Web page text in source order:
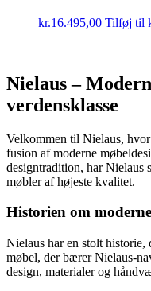
kr.16.495,00 Tilføj til
Nielaus –
verdensklasse
Velkommen til Nielaus,
fusion af moderne
designtradition, har Nielaus
møbler af højeste kvalitet.
Historien om
Nielaus har en stolt
møbel, der bærer Nielaus-
design, materialer og